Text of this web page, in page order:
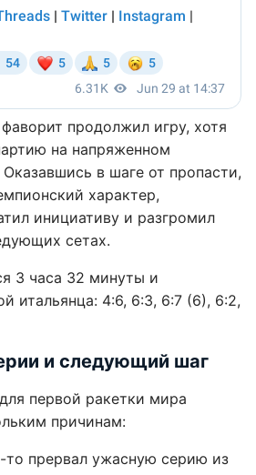
продолжил игру, хотя
на напряженном
в шаге от пропасти,
характер,
инициативу и разгромил
сетах.
3 часа 32 минуты и
итальянца: 4:6, 6:3, 6:7 (6), 6:2,
и следующий шаг
первой ракетки мира
причинам:
то прервал ужасную серию из